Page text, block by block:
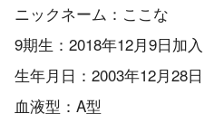
ニックネーム：ここな
9期生：2018年12月9日加入
生年月日：2003年12月28日
血液型：A型